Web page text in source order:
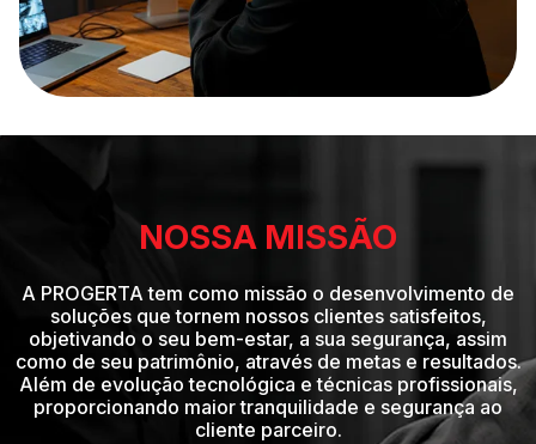
NOSSA MISSÃO
A PROGERTA tem como missão o desenvolvimento de
soluções que tornem nossos clientes satisfeitos,
objetivando o seu bem-estar, a sua segurança, assim
como de seu patrimônio, através de metas e resultados.
Além de evolução tecnológica e técnicas profissionais,
proporcionando maior tranquilidade e segurança ao
cliente parceiro.